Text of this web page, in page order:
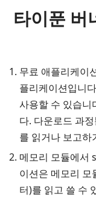
타이푼 버
무료 애플리케이
플리케이션입니
사용할 수 있습니
다. 다운로드 과
를 읽거나 보고하
메모리 모듈에서
이션은 메모리 모
터)를 읽고 쓸 수